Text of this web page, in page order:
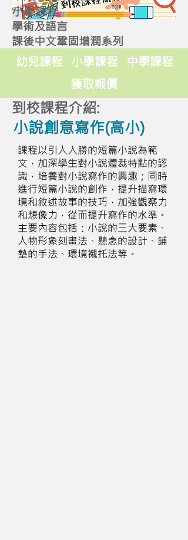
小學課程
學術及語言
課後中文鞏固增潤系列
幼兒課程 小學課程
中學課程
獲取報價
到校課程介紹:
小說創意寫作(高小)
課程以引人入勝的短篇小說為範
文，加深學生對小說體裁特點的認
識，培養對小說寫作的興趣；同時
進行短篇小說的創作，提升描寫環
境和敘述故事的技巧，加強觀察力
和想像力，從而提升寫作的水準。
主要內容包括：小說的三大要素、
人物形象刻畫法、懸念的設計、鋪
墊的手法、環境襯托法等。